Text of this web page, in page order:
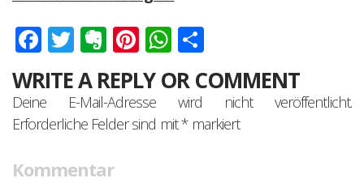
Facebook
Twitter
Evernote
Pinterest
WhatsApp
WRITE A REPLY OR COMMENT
Deine E-Mail-Adresse wird nicht veröffentlicht.
Erforderliche Felder sind mit*markiert
Kommentar